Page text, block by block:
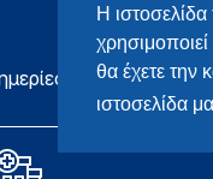
Η
θα έχετε την
ιστοσελίδα